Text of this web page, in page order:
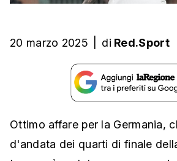
20 marzo 2025 di Red.Sport
Ottimo affare per la Germania,
d'andata dei quarti di finale